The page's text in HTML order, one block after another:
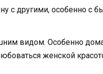
с другими, особенно с
видом. Особенно
женской